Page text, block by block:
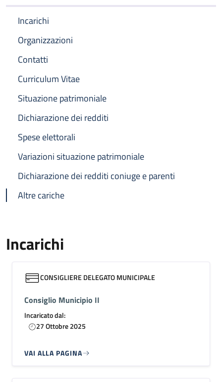
Incarichi
Organizzazioni
Contatti
Curriculum Vitae
Situazione patrimoniale
Dichiarazione dei redditi
Spese elettorali
Variazioni situazione patrimoniale
Dichiarazione dei redditi coniuge e parenti
Altre cariche
Incarichi
CONSIGLIERE DELEGATO MUNICIPALE
Consiglio Municipio II
Incaricato dal:
27 Ottobre 2025
VAI ALLA PAGINA